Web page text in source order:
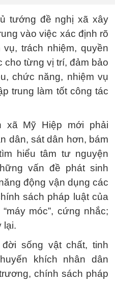
tướng đề nghị xã xây
vào việc xác định rõ
trách nhiệm, quyền
cho từng vị trí, đảm bảo
chức năng, nhiệm vụ
trung làm tốt công tác
xã Mỹ Hiệp mới phải
dân, sát dân hơn, bám
hiểu tâm tư nguyện
vấn đề phát sinh
động vận dụng các
sách pháp luật của
móc”, cứng nhắc;
lại.
sống vật chất, tinh
khích nhân dân
chính sách pháp